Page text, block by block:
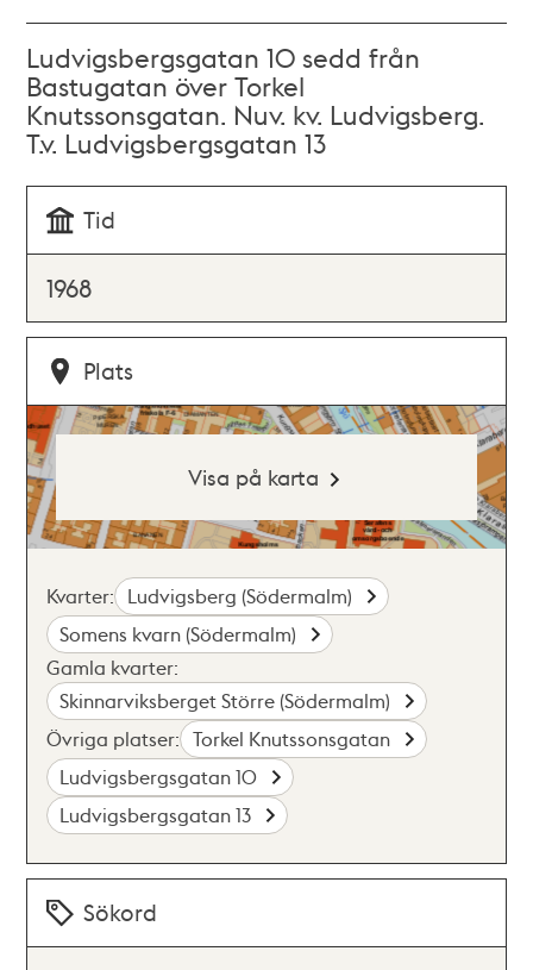
Ludvigsbergsgatan 10 sedd från
Bastugatan över Torkel
Knutssonsgatan. Nuv. kv. Ludvigsberg.
T.v. Ludvigsbergsgatan 13
Tid
1968
Plats
Visa på karta
Kvarter: Ludvigsberg (Södermalm)
Somens kvarn (Södermalm)
Gamla kvarter:
Skinnarviksberget Större (Södermalm)
Övriga platser: Torkel Knutssonsgatan
Ludvigsbergsgatan 10
Ludvigsbergsgatan 13
Sökord